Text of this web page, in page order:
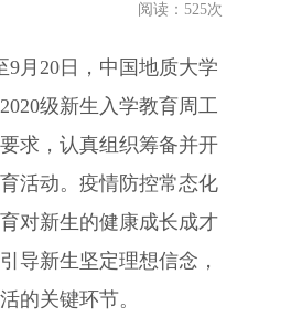
阅读： 525次
9月 20日，中国地质大学
2020级新生入学教育周工
求，认真组织筹备并开
活动。疫情防控常态化
对新生的健康成长成才
导新生坚定理想信念，
的关键环节。